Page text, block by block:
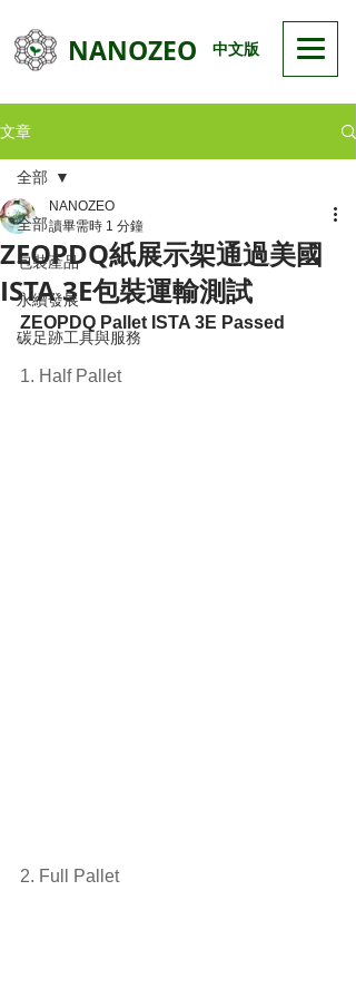
NANOZEO 中文版
文章
全部
包裝產品
永續發展
碳足跡工具與服務
全部
ZEOPDQ紙展示架通過美國
ISTA 3E包裝運輸測試
NANOZEO
讀畢需時 1 分鐘
ZEOPDQ Pallet ISTA 3E Passed
1. Half Pallet
2. Full Pallet